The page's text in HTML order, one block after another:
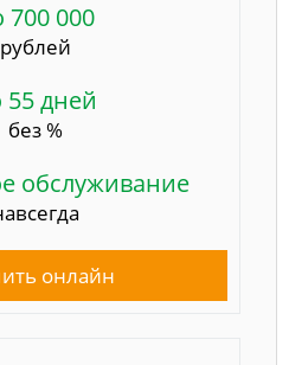
700 000
рублей
55 дней
без %
обслуживание
онлайн